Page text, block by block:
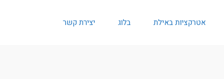
אטרקציות באילת בלוג יצירת קשר